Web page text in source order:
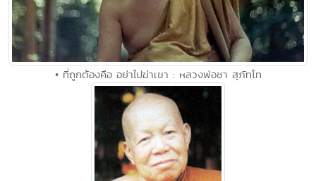
• ที่ถูกต้องคือ อย่าไปฆ่าเขา : หลวงพ่อชา สุภัทโท